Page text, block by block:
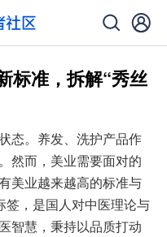
标准，拆解“秀丝
态。养发、洗护产品作
然而，美业需要面对的
美业越来越高的标准与
签，是国人对中医理论与
智慧，秉持以品质打动